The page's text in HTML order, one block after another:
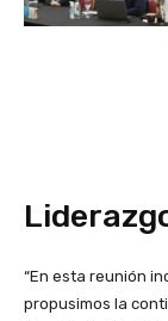
“En esta reunión
propusimos la